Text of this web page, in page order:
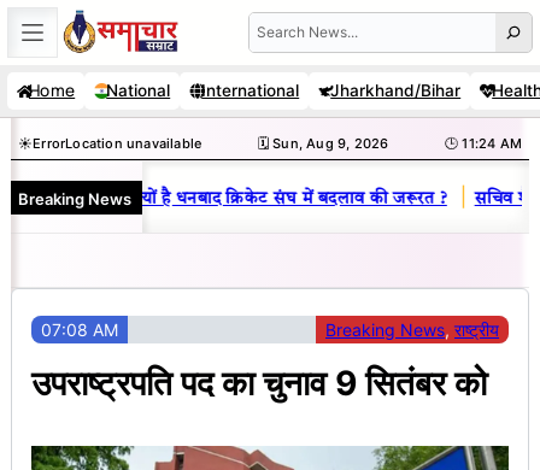
Skip
to
content
Search
Home National International Jharkhand/Bihar
☀️ErrorLocation unavailable 🗓️ Sun, Aug 9, 2026 🕒 11:24 AM
Breaking News
राज : जानें क्यों है धनबाद क्रिकेट संघ में बदलाव की जरूरत ? | सचिव शैलेंद्र
07:08 AM Breaking News, राष्ट्रीय
उपराष्ट्रपति पद का चुनाव 9 सितंबर को